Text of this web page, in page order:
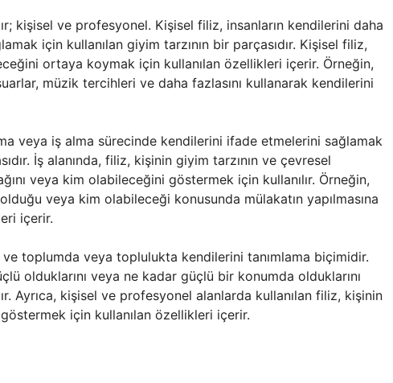
kişisel ve profesyonel. Kişisel filiz, insanların kendilerini daha
için kullanılan giyim tarzının bir parçasıdır. Kişisel filiz,
ortaya koymak için kullanılan özellikleri içerir. Örneğin,
müzik tercihleri ve daha fazlasını kullanarak kendilerini
veya iş alma sürecinde kendilerini ifade etmelerini sağlamak
İş alanında, filiz, kişinin giyim tarzının ve çevresel
veya kim olabileceğini göstermek için kullanılır. Örneğin,
veya kim olabileceği konusunda mülakatın yapılmasına
içerir.
toplumda veya toplulukta kendilerini tanımlama biçimidir.
olduklarını veya ne kadar güçlü bir konumda olduklarını
Ayrıca, kişisel ve profesyonel alanlarda kullanılan filiz, kişinin
için kullanılan özellikleri içerir.